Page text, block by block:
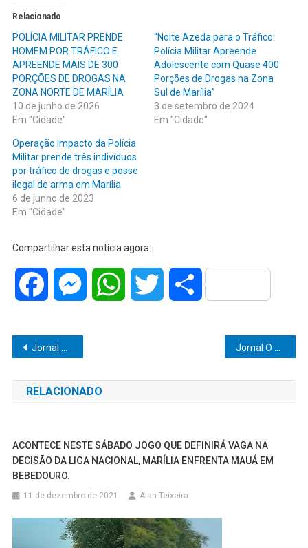
Relacionado
POLÍCIA MILITAR PRENDE
HOMEM POR TRÁFICO E
APREENDE MAIS DE 300
PORÇÕES DE DROGAS NA
ZONA NORTE DE MARÍLIA
10 de junho de 2026
Em "Cidade"
“Noite Azeda para o Tráfico:
Polícia Militar Apreende
Adolescente com Quase 400
Porções de Drogas na Zona
Sul de Marília”
3 de setembro de 2024
Em "Cidade"
Operação Impacto da Polícia
Militar prende três indivíduos
por tráfico de drogas e posse
ilegal de arma em Marília
6 de junho de 2023
Em "Cidade"
Compartilhar esta notícia agora:
Facebook MessengerWhatsAppTwitter Share
Navegação
de
Post
Jornal O Popular destaca a atuação extraordinária do vereador Danilo da Saúde em assegurar recursos vitais para hospitais e entidades em 2024.
RELACIONADO
ACONTECE NESTE SÁBADO JOGO QUE DEFINIRÁ VAGA NA
DECISÃO DA LIGA NACIONAL, MARÍLIA ENFRENTA MAUÁ EM
BEBEDOURO.
11 de dezembro de 2021 Alan Teixeira